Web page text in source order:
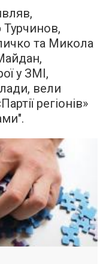
та Микола
у ЗМІ,
вели
регіонів»